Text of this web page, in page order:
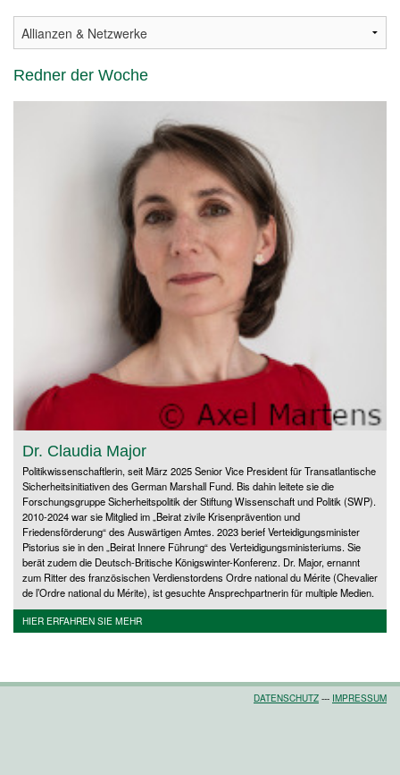
Redner der Woche
Dr. Claudia Major
Politikwissenschaftlerin, seit März 2025 Senior Vice President für Transatlantische
Sicherheitsinitiativen des German Marshall Fund. Bis dahin leitete sie die
Forschungsgruppe Sicherheitspolitik der Stiftung Wissenschaft und Politik (SWP).
2010-2024 war sie Mitglied im „Beirat zivile Krisenprävention und
Friedensförderung“ des Auswärtigen Amtes. 2023 berief Verteidigungsminister
Pistorius sie in den „Beirat Innere Führung“ des Verteidigungsministeriums. Sie
berät zudem die Deutsch-Britische Königswinter-Konferenz. Dr. Major, ernannt
zum Ritter des französischen Verdienstordens Ordre national du Mérite (Chevalier
de l’Ordre national du Mérite), ist gesuchte Ansprechpartnerin für multiple Medien.
HIER ERFAHREN SIE MEHR
DATENSCHUTZ --- IMPRESSUM